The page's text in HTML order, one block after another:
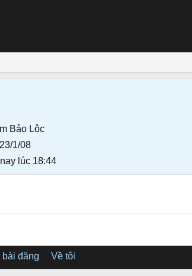
Bảo Lộc
23/1/08
lúc 18:44
bài đăng Về tôi